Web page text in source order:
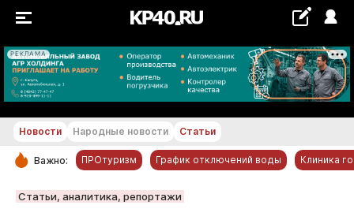
РЕКЛАМА
+24...+25 °С
РУБРИКИ
Новости Народные новости Статьи
Важно: ПРОтуризм График отключений воды Клиника
Статьи, аналитика, репортажи